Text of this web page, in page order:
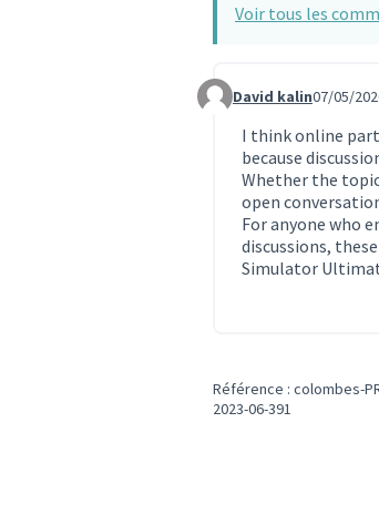
Voir tous les
Commentaire 2292
David kalin07/05/
I think online
because
Whether the
open
For anyone who
discussions,
Simulator
Référence : colombes-
2023-06-391